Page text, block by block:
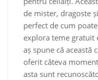
de mister, dragoste
perfect de cum
explora teme gratuit
aș spune că această
oferit câteva
asta sunt